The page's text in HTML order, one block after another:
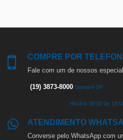
COMPRE POR
Fale com um de nossos
(19) 3873-8000 Sumaré-SP
Horário 08:00 às
ATENDIMENTO
Converse pelo WhatsApp com